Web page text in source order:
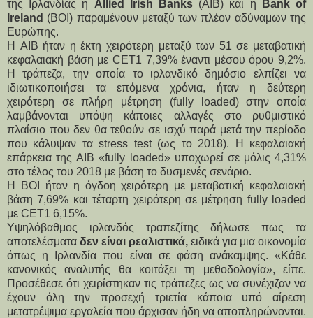
της Ιρλανδίας η Allied Irish Banks (ΑΙΒ) και η
Bank of
Ireland (ΒΟΙ) παραμένουν μεταξύ των πλέον αδύναμων της
Ευρώπης.
Η AIB ήταν η έκτη χειρότερη μεταξύ των 51 σε μεταβατική
κεφαλαιακή βάση με CET1 7,39% έναντι μέσου όρου 9,2%.
Η τράπεζα, την οποία το ιρλανδικό δημόσιο ελπίζει να
ιδιωτικοποιήσει τα επόμενα χρόνια, ήταν η δεύτερη
χειρότερη σε πλήρη μέτρηση (fully loaded) στην οποία
λαμβάνονται υπόψη κάποιες αλλαγές στο ρυθμιστικό
πλαίσιο που δεν θα τεθούν σε ισχύ παρά μετά την περίοδο
που κάλυψαν τα stress test (ως το 2018). Η κεφαλαιακή
επάρκεια της AIB «fully loaded» υποχωρεί σε μόλις 4,31%
στο τέλος του 2018 με βάση το δυσμενές σενάριο.
Η ΒΟΙ ήταν η όγδοη χειρότερη με μεταβατική κεφαλαιακή
βάση 7,69% και τέταρτη χειρότερη σε μέτρηση fully loaded
με CET1 6,15%.
Υψηλόβαθμος ιρλανδός τραπεζίτης δήλωσε πως τα
αποτελέσματα δεν είναι ρεαλιστικά, ειδικά για μια οικονομία
όπως η Ιρλανδία που είναι σε φάση ανάκαμψης. «Κάθε
κανονικός αναλυτής θα κοιτάξει τη μεθοδολογία», είπε.
Προσέθεσε ότι χειρίστηκαν τις τράπεζες ως να συνέχιζαν να
έχουν όλη την προσεχή τριετία κάποια υπό αίρεση
μετατρέψιμα εργαλεία που άρχισαν ήδη να αποπληρώνονται.